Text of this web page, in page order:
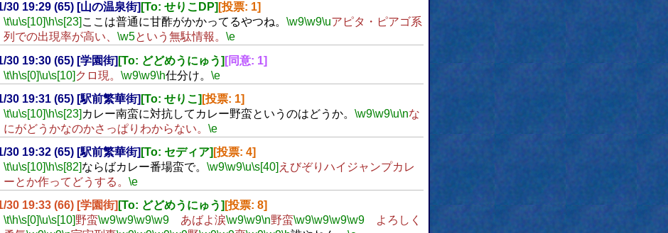
30 19:29 (65) [山の温泉街] [To: せりこDP] [投票: 1]
\t\u\s[10]\h\s[23] ここは普通に甘酢がかかってるやつね。 \w9\w9\uアピタ・ピアゴ系
列での出現率が高い、 \w5という無駄情報。 \e
30 19:30 (65) [学園街] [To: どどめうにゅう] [同意: 1]
\t\h\s[0]\u\s[10] クロ現。 \w9\w9\h仕分け。 \e
30 19:31 (65) [駅前繁華街] [To: せりこ] [投票: 1]
\t\u\s[10]\h\s[23] カレー南蛮に対抗してカレー野蛮というのはどうか。 \w9\w9\u\nな
にがどうかなのかさっぱりわからない。 \e
30 19:32 (65) [駅前繁華街] [To: セディア] [投票: 4]
\t\u\s[10]\h\s[82]ならばカレー番場蛮で。 \w9\w9\u\s[40] えびぞりハイジャンプカレ
ーとか作ってどうする。 \e
30 19:33 (66) [学園街] [To: どどめうにゅう] [投票: 8]
\t\h\s[0]\u\s[10]野蛮\w9\w9\w9\w9あばよ涙\w9\w9\n野蛮\w9\w9\w9\w9よろしく